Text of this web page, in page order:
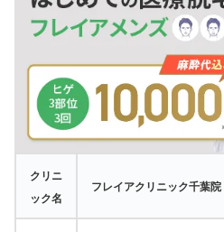
クリニ
ック名
フレイアクリニック千葉院